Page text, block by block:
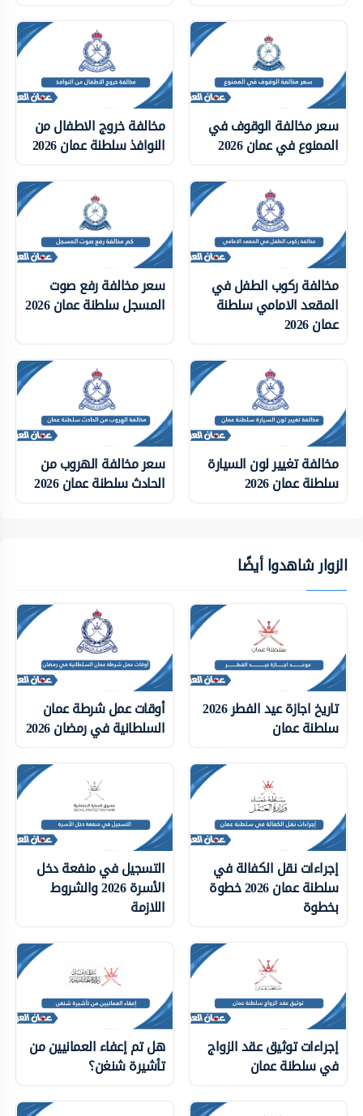
سعر مخالفة الوقوف في
الممنوع في عمان 2026
مخالفة خروج الاطفال من
النوافذ سلطنة عمان 2026
مخالفة ركوب الطفل في
المقعد الامامي سلطنة
عمان 2026
سعر مخالفة رفع صوت
المسجل سلطنة عمان 2026
مخالفة تغيير لون السيارة
سلطنة عمان 2026
سعر مخالفة الهروب من
الحادث سلطنة عمان 2026
الزوار شاهدوا أيضًا
تاريخ اجازة عيد الفطر 2026
سلطنة عمان
أوقات عمل شرطة عمان
السلطانية في رمضان 2026
إجراءات نقل الكفالة في
سلطنة عمان 2026 خطوة
بخطوة
التسجيل في منفعة دخل
الأسرة 2026 والشروط
اللازمة
إجراءات توثيق عقد الزواج
في سلطنة عمان
هل تم إعفاء العمانيين من
تأشيرة شنغن؟